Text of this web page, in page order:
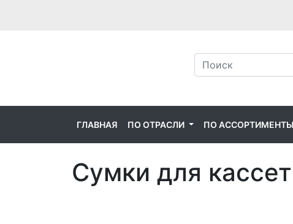
ГЛАВНАЯ ПО ОТРАСЛИ ПО АССОРТИМЕНТЫ
Сумки для